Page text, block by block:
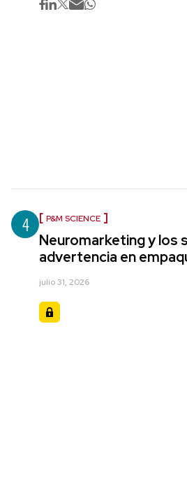
4 P&M SCIENCE
Neuromarketing y los
advertencia en
julio 31, 2026